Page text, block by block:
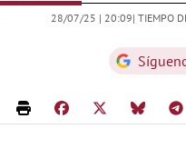
28/07/25 | 20:09| TIEMPO